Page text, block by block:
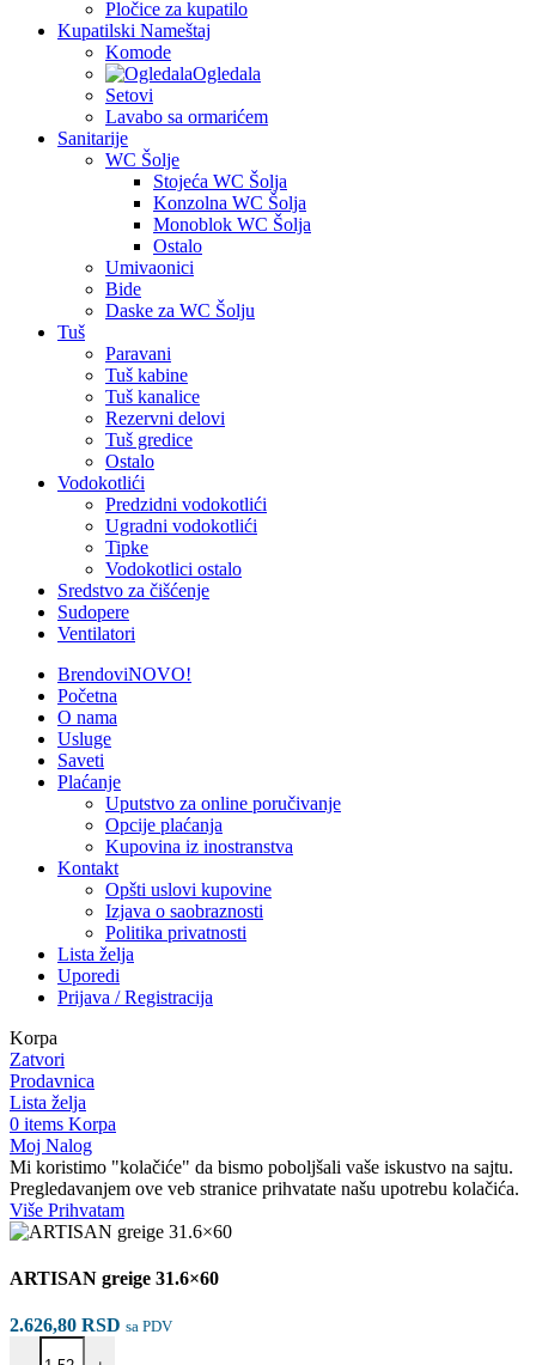
Pločice za kupatilo
Kupatilski Nameštaj
Komode
Ogledala
Setovi
Lavabo sa ormarićem
Sanitarije
WC Šolje
Stojeća WC Šolja
Konzolna WC Šolja
Monoblok WC Šolja
Ostalo
Umivaonici
Bide
Daske za WC Šolju
Tuš
Paravani
Tuš kabine
Tuš kanalice
Rezervni delovi
Tuš gredice
Ostalo
Vodokotlići
Predzidni vodokotlići
Ugradni vodokotlići
Tipke
Vodokotlici ostalo
Sredstvo za čišćenje
Sudopere
Ventilatori
BrendoviNOVO!
Početna
O nama
Usluge
Saveti
Plaćanje
Uputstvo za online poručivanje
Opcije plaćanja
Kupovina iz inostranstva
Kontakt
Opšti uslovi kupovine
Izjava o saobraznosti
Politika privatnosti
Lista želja
Uporedi
Prijava / Registracija
Korpa
Zatvori
Prodavnica
Lista želja
0 items Korpa
Moj Nalog
Mi koristimo "kolačiće" da bismo poboljšali vaše iskustvo na sajtu.
Pregledavanjem ove veb stranice prihvatate našu upotrebu kolačića.
Više Više
Prihvatam
ARTISAN greige 31.6×60
2.626,80 RSD sa PDV
ARTISAN greige 31.6×60 količina